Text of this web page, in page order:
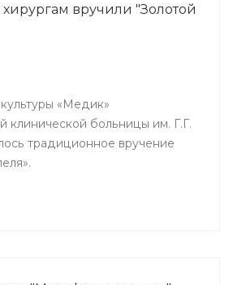
вручили "Золотой
«Медик»
клинической больницы им. Г.Г.
традиционное вручение